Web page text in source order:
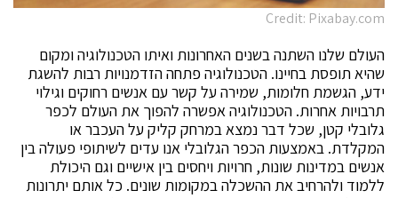
Credit: Pixabay.com
העולם שלנו השתנה בשנים האחרונות ואיתו הטכנולוגיה ומקום
שהיא תופסת בחיינו. הטכנולוגיה פתחה הזדמנויות רבות להשגת
ידע, הגשמת חלומות, שמירה על קשר עם אנשים רחוקים וגילוי
תרבויות אחרות. הטכנולוגיה אפשרה להפוך את העולם לכפר
גלובלי קטן, שכל דבר נמצא במרחק קליק על העכבר או
המקלדת. באמצעות הכפר הגלובלי אנו עדים לשיתופי פעולה בין
אנשים במדינות שונות, חרויות ויחסים בין אישיים וגם היכולת
ללמוד ולהרחיב את ההשכלה במקומות שונים. כל אותם יתרונות